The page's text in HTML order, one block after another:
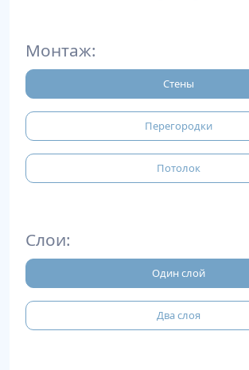
Монтаж:
Стены
Перегородки
Потолок
Слои:
Один слой
Два слоя